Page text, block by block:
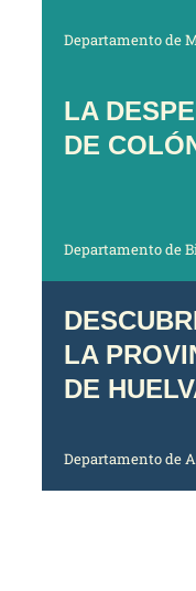
Departamento de
LA
DE
Departamento de
LA
DE
Departamento de